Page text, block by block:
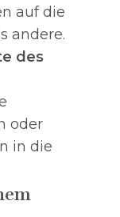
auf die
andere.
des
oder
in die